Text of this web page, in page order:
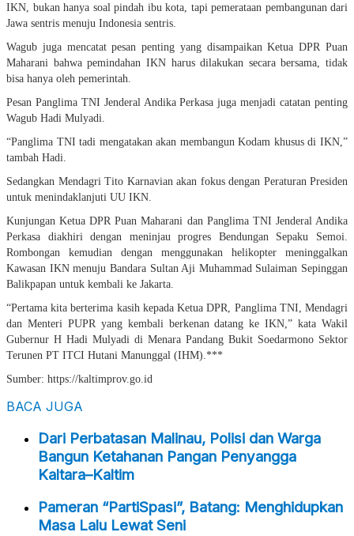
IKN, bukan hanya soal pindah ibu kota, tapi pemerataan pembangunan dari
Jawa sentris menuju Indonesia sentris.
Wagub juga mencatat pesan penting yang disampaikan Ketua DPR Puan
Maharani bahwa pemindahan IKN harus dilakukan secara bersama, tidak
bisa hanya oleh pemerintah.
Pesan Panglima TNI Jenderal Andika Perkasa juga menjadi catatan penting
Wagub Hadi Mulyadi.
“Panglima TNI tadi mengatakan akan membangun Kodam khusus di IKN,”
tambah Hadi.
Sedangkan Mendagri Tito Karnavian akan fokus dengan Peraturan Presiden
untuk menindaklanjuti UU IKN.
Kunjungan Ketua DPR Puan Maharani dan Panglima TNI Jenderal Andika
Perkasa diakhiri dengan meninjau progres Bendungan Sepaku Semoi.
Rombongan kemudian dengan menggunakan helikopter meninggalkan
Kawasan IKN menuju Bandara Sultan Aji Muhammad Sulaiman Sepinggan
Balikpapan untuk kembali ke Jakarta.
“Pertama kita berterima kasih kepada Ketua DPR, Panglima TNI, Mendagri
dan Menteri PUPR yang kembali berkenan datang ke IKN,” kata Wakil
Gubernur H Hadi Mulyadi di Menara Pandang Bukit Soedarmono Sektor
Terunen PT ITCI Hutani Manunggal (IHM).***
Sumber: https://kaltimprov.go.id
BACA JUGA
Dari Perbatasan Malinau, Polisi dan Warga
Bangun Ketahanan Pangan Penyangga
Kaltara–Kaltim
Pameran “PartiSpasi”, Batang: Menghidupkan
Masa Lalu Lewat Seni